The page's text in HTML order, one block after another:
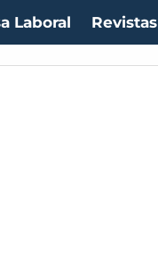
Laboral Revistas